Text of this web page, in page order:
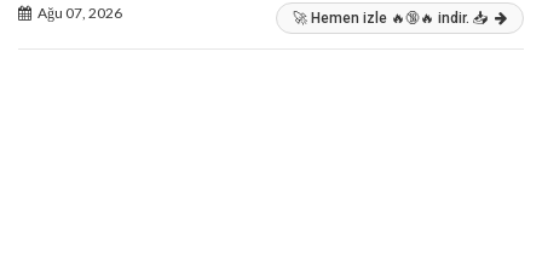
Ağu 07, 2026 🚀 Hemen izle 🔥🔞🔥 indir. 📥